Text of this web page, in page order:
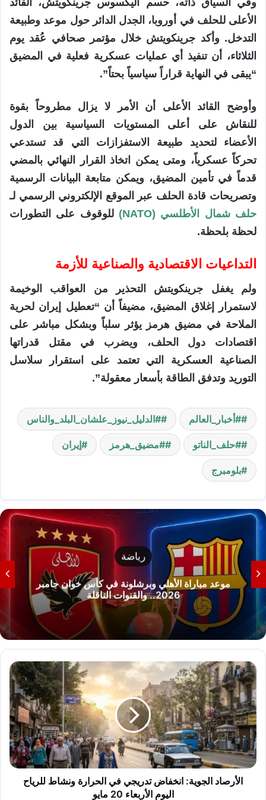
الأعلى للحلف في أوروبا، الجدل الدائر حول موعد وطبيعة
التدخل. وأكد جرينكويتش خلال مؤتمر صحافي عُقد يوم
الثلاثاء، أن تنفيذ أي عمليات عسكرية فعلية في المضيق
“يبقى في النهاية قراراً سياسياً بحتاً”.
وأوضح القائد الأعلى أن الأمر لا يزال مطروحاً بقوة
للنقاش على أعلى المستويات السياسية بين الدول
الأعضاء لتحديد طبيعة الاستفزازات التي قد تستدعي
تحركاً عسكرياً، ومتى يمكن اتخاذ القرار النهائي بالمضي
قدماً في تأمين المضيق، ويمكن متابعة البيانات الرسمية
وتصريحات قادة الحلف عبر الموقع الإلكتروني الرسمي لـ
حلف شمال الأطلسي (NATO)
للوقوف على التطورات
لحظة بلحظة.
التداعيات الاقتصادية والصناعية للأزمة
ولم يغفل جرينكويتش التحذير من العواقب الوخيمة
لاستمرار إغلاق المضيق، مضيفاً أن “تعطيل إيران لحرية
الملاحة في مضيق هرمز يؤثر سلباً وبشكل مباشر على
اقتصادات دول الحلف، ويضرب في مقتل قدراتها
الصناعية العسكرية التي تعتمد على استقرار سلاسل
التوريد وتدفق الطاقة بأسعار معقولة”.
#أخبار_العالم #الدليل_نيوز_علشان_البلد_والناس
#حلف_الناتو #مضيق_هرمز إيران
بلومبرج
رياضة
موعد مباراة الأهلي وبرشلونة في كأس خوان جامبر
2026.. والقنوات الناقلة
ا
ل
أ
ر
ص
ا
د
ا
ل
الأرصاد الجوية: انخفاض تدريجي في الحرارة ونشاط للرياح
اليوم الأربعاء 20 مايو